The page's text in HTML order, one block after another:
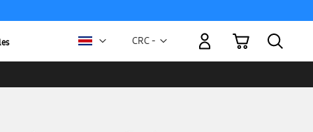
Moneda
CRC -
Mi carrito